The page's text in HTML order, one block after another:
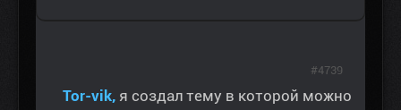
Tor-vik, я создал тему в которой можно
#4739